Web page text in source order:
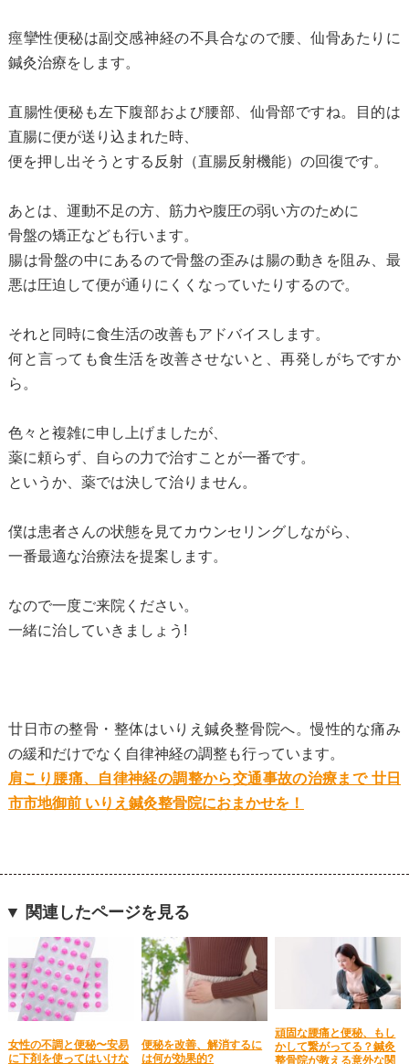
痙攣性便秘は副交感神経の不具合なので腰、仙骨あたりに
鍼灸治療をします。
直腸性便秘も左下腹部および腰部、仙骨部ですね。目的は
直腸に便が送り込まれた時、
便を押し出そうとする反射（直腸反射機能）の回復です。
あとは、運動不足の方、筋力や腹圧の弱い方のために
骨盤の矯正なども行います。
腸は骨盤の中にあるので骨盤の歪みは腸の動きを阻み、最
悪は圧迫して便が通りにくくなっていたりするので。
それと同時に食生活の改善もアドバイスします。
何と言っても食生活を改善させないと、再発しがちですか
ら。
色々と複雑に申し上げましたが、
薬に頼らず、自らの力で治すことが一番です。
というか、薬では決して治りません。
僕は患者さんの状態を見てカウンセリングしながら、
一番最適な治療法を提案します。
なので一度ご来院ください。
一緒に治していきましょう!
廿日市の整骨・整体はいりえ鍼灸整骨院へ。慢性的な痛み
の緩和だけでなく自律神経の調整も行っています。
肩こり腰痛、自律神経の調整から交通事故の治療まで 廿日
市市地御前 いりえ鍼灸整骨院におまかせを！
▼ 関連したページを見る
女性の不調と便秘〜安易
に下剤を使ってはいけな
便秘を改善、解消するに
は何が効果的?
頑固な腰痛と便秘、もし
かして繋がってる？鍼灸
整骨院が教える意外な関